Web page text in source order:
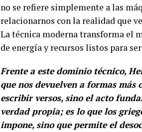
no se refiere simplemente a las
relacionarnos con la realidad que
La técnica moderna transforma el
de energía y recursos listos para
Frente a este dominio técnico,
que nos devuelven a formas
escribir versos, sino el acto
verdad propia; es lo que los
impone, sino que permite el